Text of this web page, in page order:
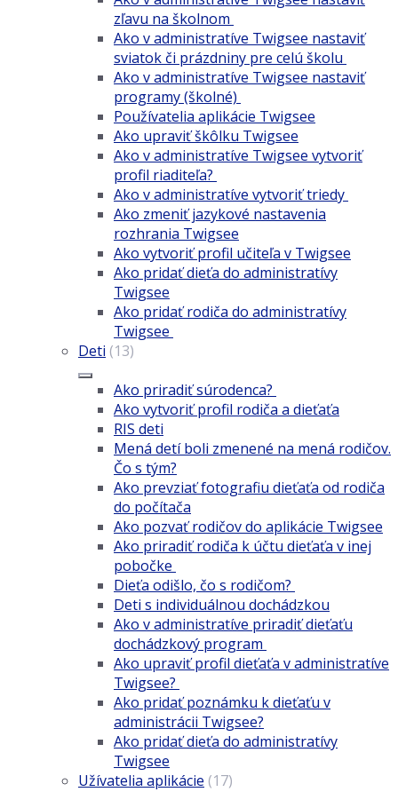
zľavu na školnom
Ako v administratíve Twigsee nastaviť
sviatok či prázdniny pre celú školu
Ako v administratíve Twigsee nastaviť
programy (školné)
Používatelia aplikácie Twigsee
Ako upraviť škôlku Twigsee
Ako v administratíve Twigsee vytvoriť
profil riaditeľa?
Ako v administratíve vytvoriť triedy
Ako zmeniť jazykové nastavenia
rozhrania Twigsee
Ako vytvoriť profil učiteľa v Twigsee
Ako pridať dieťa do administratívy
Twigsee
Ako pridať rodiča do administratívy
Twigsee
Deti (13)
Ako priradiť súrodenca?
Ako vytvoriť profil rodiča a dieťaťa
RIS deti
Mená detí boli zmenené na mená rodičov.
Čo s tým?
Ako prevziať fotografiu dieťaťa od rodiča
do počítača
Ako pozvať rodičov do aplikácie Twigsee
Ako priradiť rodiča k účtu dieťaťa v inej
pobočke
Dieťa odišlo, čo s rodičom?
Deti s individuálnou dochádzkou
Ako v administratíve priradiť dieťaťu
dochádzkový program
Ako upraviť profil dieťaťa v administratíve
Twigsee?
Ako pridať poznámku k dieťaťu v
administrácii Twigsee?
Ako pridať dieťa do administratívy
Twigsee
Užívatelia aplikácie (17)